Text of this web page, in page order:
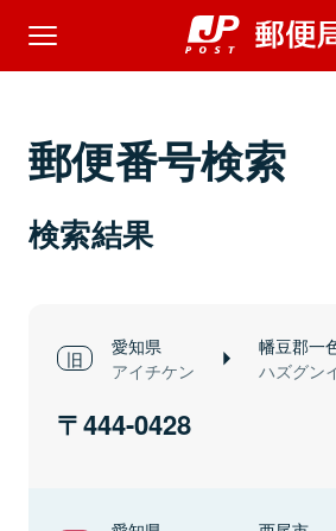
郵便番号検索
検索結果
愛知県
アイチケン
幡豆郡一
ハズグン
444-0428